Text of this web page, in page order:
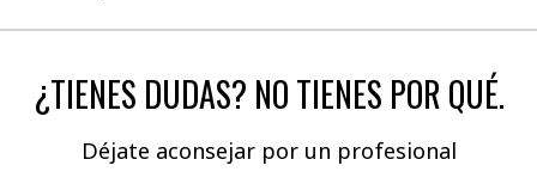
¿TIENES DUDAS? NO TIENES POR QUÉ.
Déjate aconsejar por un profesional